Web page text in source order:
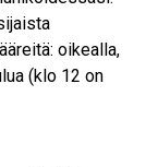
oikealla,
(klo 12 on